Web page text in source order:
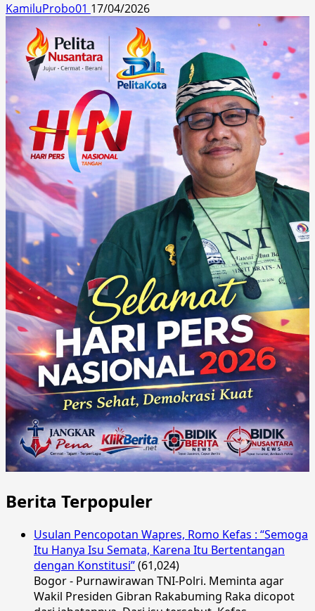
KamiluProbo01 17/04/2026
Berita Terpopuler
Usulan Pencopotan Wapres, Romo Kefas : “Semoga
Itu Hanya Isu Semata, Karena Itu Bertentangan
dengan Konstitusi”(61,024)
Bogor - Purnawirawan TNI-Polri. Meminta agar
Wakil Presiden Gibran Rakabuming Raka dicopot